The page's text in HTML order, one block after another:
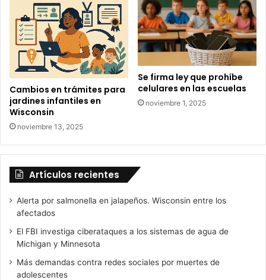
Cambios en trámites para
jardines infantiles en
Wisconsin
noviembre 13, 2025
Se firma ley que prohíbe
celulares en las escuelas
noviembre 1, 2025
Artículos recientes
Alerta por salmonella en jalapeños. Wisconsin entre los
afectados
El FBI investiga ciberataques a los sistemas de agua de
Michigan y Minnesota
Más demandas contra redes sociales por muertes de
adolescentes